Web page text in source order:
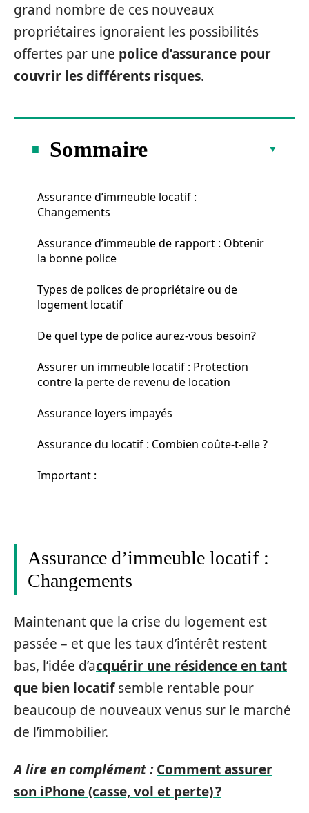
grand nombre de ces nouveaux
propriétaires ignoraient les possibilités
offertes par une police d’assurance pour
couvrir les différents risques.
Sommaire
Assurance d’immeuble locatif :
Changements
Assurance d’immeuble de rapport : Obtenir
la bonne police
Types de polices de propriétaire ou de
logement locatif
De quel type de police aurez-vous besoin?
Assurer un immeuble locatif : Protection
contre la perte de revenu de location
Assurance loyers impayés
Assurance du locatif : Combien coûte-t-elle ?
Important :
Assurance d’immeuble locatif :
Changements
Maintenant que la crise du logement est
passée – et que les taux d’intérêt restent
bas, l’idée d’acquérir une résidence en tant
que bien locatifsemble rentable pour
beaucoup de nouveaux venus sur le marché
de l’immobilier.
A lire en complément : Comment assurer
son iPhone (casse, vol et perte) ?